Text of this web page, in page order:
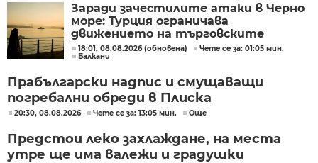
Заради зачестилите атаки в Черно
море: Турция ограничава
движението на търговските
кораби
18:01, 08.08.2026 (обновена)
Чете се за: 01:05 мин.
Балкани
Прабългарски надпис и смущаващи
погребални обреди в Плиска
20:30, 08.08.2026 Чете се за: 13:05 мин. Още
Предстои леко захлаждане, на места
утре ще има валежи и градушки